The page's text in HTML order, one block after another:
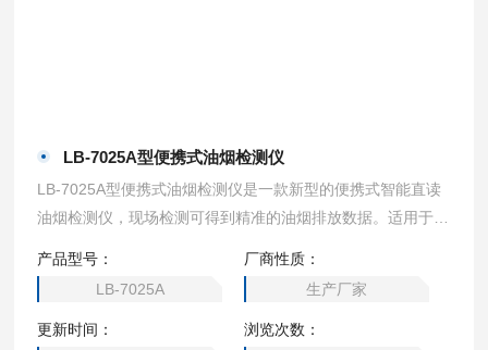
LB-7025A型便携式油烟检测仪
LB-7025A型便携式油烟检测仪是一款新型的便携式智能直读
油烟检测仪，现场检测可得到精准的油烟排放数据。适用于餐
食用油油烟排放浓度的检测。
产品型号：
LB-7025A
厂商性质：
生产厂家
更新时间：
浏览次数：